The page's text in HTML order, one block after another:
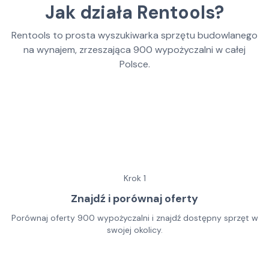
Jak działa Rentools?
Rentools to prosta wyszukiwarka sprzętu budowlanego
na wynajem, zrzeszająca 900 wypożyczalni w całej
Polsce.
Krok 1
Znajdź i porównaj oferty
Porównaj oferty 900 wypożyczalni i znajdź dostępny sprzęt w
swojej okolicy.